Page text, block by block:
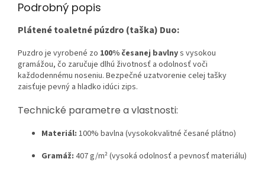
Podrobný popis
Plátené toaletné púzdro (taška) Duo:
Puzdro je vyrobené zo 100% česanej bavlnys vysokou
gramážou, čo zaručuje dlhú životnosť a odolnosť voči
každodennému noseniu. Bezpečné uzatvorenie celej tašky
zaisťuje pevný a hladko idúci zips.
Technické parametre a vlastnosti:
Materiál: 100% bavlna (vysokokvalitné česané plátno)
Gramáž: 407 g/m² (vysoká odolnosť a pevnosť materiálu)